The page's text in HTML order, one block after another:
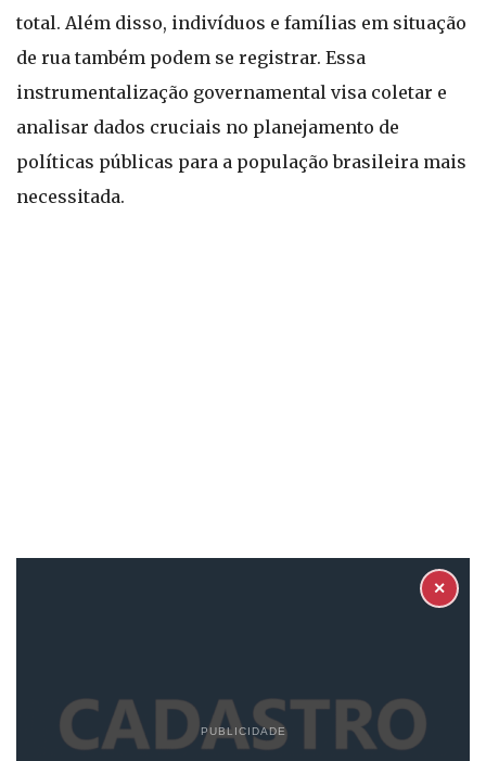
total. Além disso, indivíduos e famílias em situação
de rua também podem se registrar. Essa
instrumentalização governamental visa coletar e
analisar dados cruciais no planejamento de
políticas públicas para a população brasileira mais
necessitada.
PUBLICIDADE
✕